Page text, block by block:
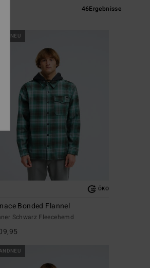
46Ergebnisse
ÖKO
Bonded Flannel
Schwarz Fleecehemd